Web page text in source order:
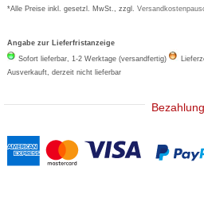
*Alle Preise inkl. gesetzl. MwSt., zzgl.
Angabe zur Lieferfristanzeige
Sofort lieferbar, 1-2 Werktage (versandfertig)
Ausverkauft, derzeit nicht lieferbar
Bezahlung